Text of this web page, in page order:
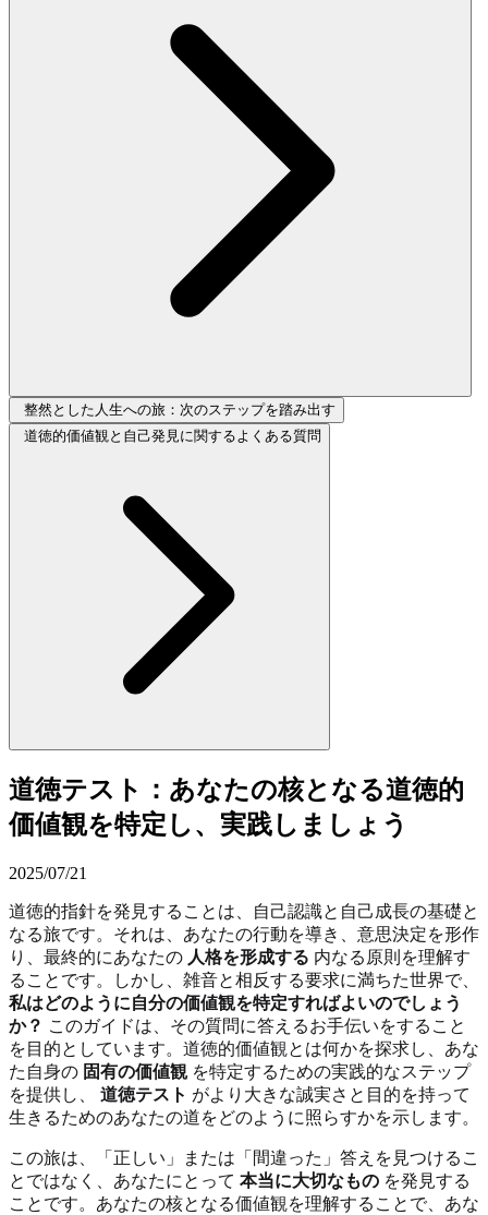
整然とした人生への旅：次のステップを踏み出す
道徳的価値観と自己発見に関するよくある質問
道徳テスト：あなたの核となる道徳的
価値観を特定し、実践しましょう
2025/07/21
道徳的指針を発見することは、自己認識と自己成長の基礎と
なる旅です。それは、あなたの行動を導き、意思決定を形作
り、最終的にあなたの 人格を形成する 内なる原則を理解す
ることです。しかし、雑音と相反する要求に満ちた世界で、
私はどのように自分の価値観を特定すればよいのでしょう
か？ このガイドは、その質問に答えるお手伝いをすること
を目的としています。道徳的価値観とは何かを探求し、あな
た自身の 固有の価値観を特定するための実践的なステップ
を提供し、 道徳テスト がより大きな誠実さと目的を持って
生きるためのあなたの道をどのように照らすかを示します。
この旅は、「正しい」または「間違った」答えを見つけるこ
とではなく、あなたにとって 本当に大切なもの を発見する
ことです。あなたの核となる価値観を理解することで、あな